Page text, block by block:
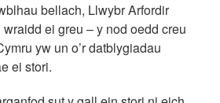
bellach, Llwybr Arfordir
ei greu – y nod oedd creu
yw un o’r datblygiadau
ei stori.